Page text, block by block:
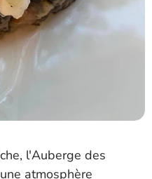
l'Auberge des
atmosphère